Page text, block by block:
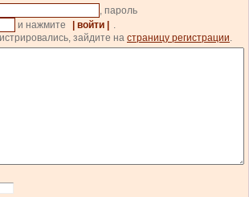
, пароль
и нажмите
| войти |
.
зайдите на страницу регистрации.